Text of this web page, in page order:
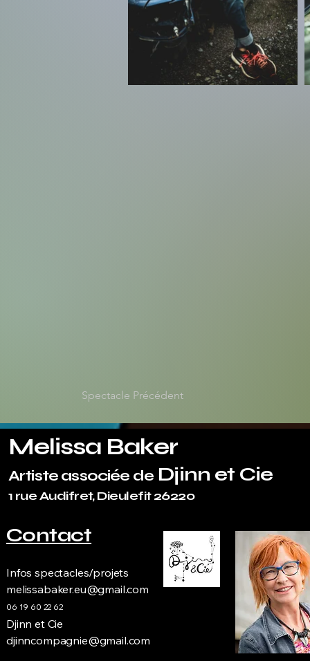
Spectacle Précédent
Melissa Baker
Artiste associée de Djinn et Cie
1 rue Audifret, Dieulefit 26220
Contact
Infos spectacles/projets
melissabaker.eu@gmail.com
06 19 60 22 62
Djinn et Cie
djinncompagnie@gmail.com